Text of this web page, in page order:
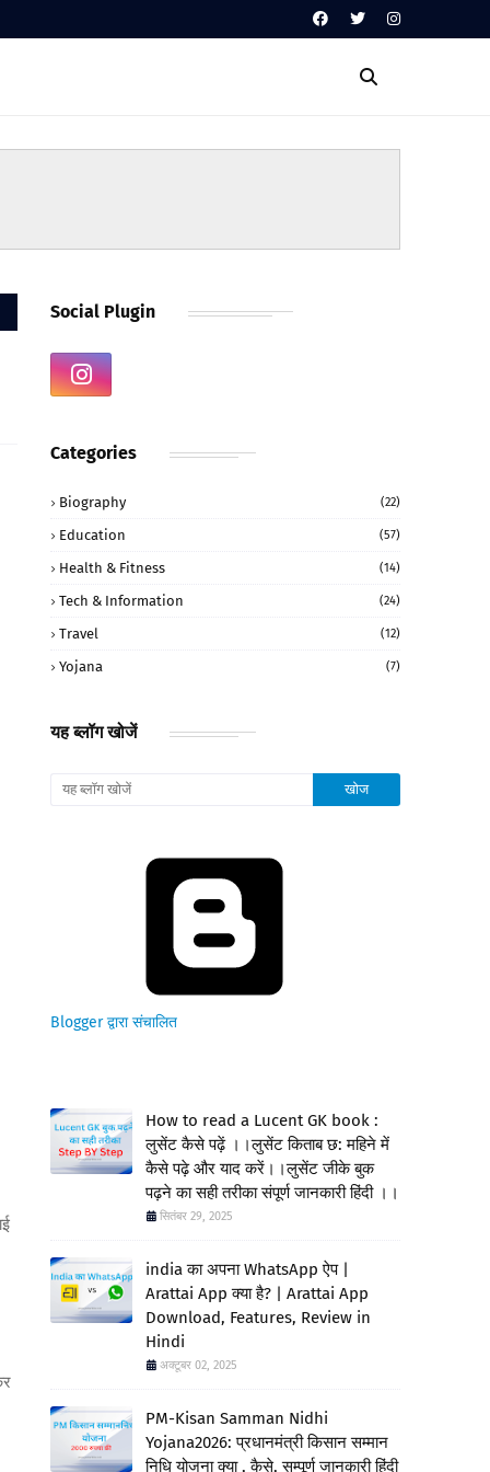
Social Plugin
Categories
Biography (22)
Education (57)
Health & Fitness (14)
Tech & Information (24)
Travel (12)
Yojana (7)
यह ब्लॉग खोजें
Blogger द्वारा संचालित
How to read a Lucent GK book :
लुसेंट कैसे पढ़ें ।।लुसेंट किताब छ: महिने में
कैसे पढ़े और याद करें।।लुसेंट जीके बुक
पढ़ने का सही तरीका संपूर्ण जानकारी हिंदी ।।
सितंबर 29, 2025
india का अपना WhatsApp ऐप |
Arattai App क्या है? | Arattai App
Download, Features, Review in
Hindi
अक्टूबर 02, 2025
PM-Kisan Samman Nidhi
Yojana2026: प्रधानमंत्री किसान सम्मान
निधि योजना क्या , कैसे, सम्पूर्ण जानकारी हिंदी